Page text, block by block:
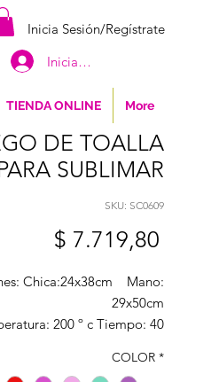
Inicia Sesión/Regístrate
Iniciar sesión
TIENDA ONLINE More
DE TOALLA
SUBLIMAR
SKU: SC0609
$ 7.719,80
Chica:24x38cm Mano:
29x50cm
200 º c Tiempo: 40
COLOR *